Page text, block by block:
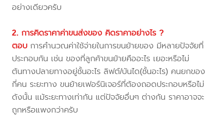
อย่างเดียวครับ
2. การคิดราคาค่าขนส่งของ คิดราคาอย่างไร ?
ตอบ การคำนวณค่าใช้จ่ายในการขนย้ายของ มีหลายปัจจัยที่
ประกอบกัน เช่น ของที่ลูกค้าขนย้ายคืออะไร เยอะหรือไม่
ต้นทางปลายทางอยู่ชั้นอะไร ลิฟต์/บันได(ชั้นอะไร) คนยกของ
กี่คน ระยะทาง ขนย้ายเฟอร์นิเจอร์ที่ต้องถอดประกอบหรือไม่
ดังนั้น แม้ระยะทางเท่ากัน แต่ปัจจัยอื่นๆ ต่างกัน ราคาอาจจะ
ถูกหรือแพงกว่าครับ